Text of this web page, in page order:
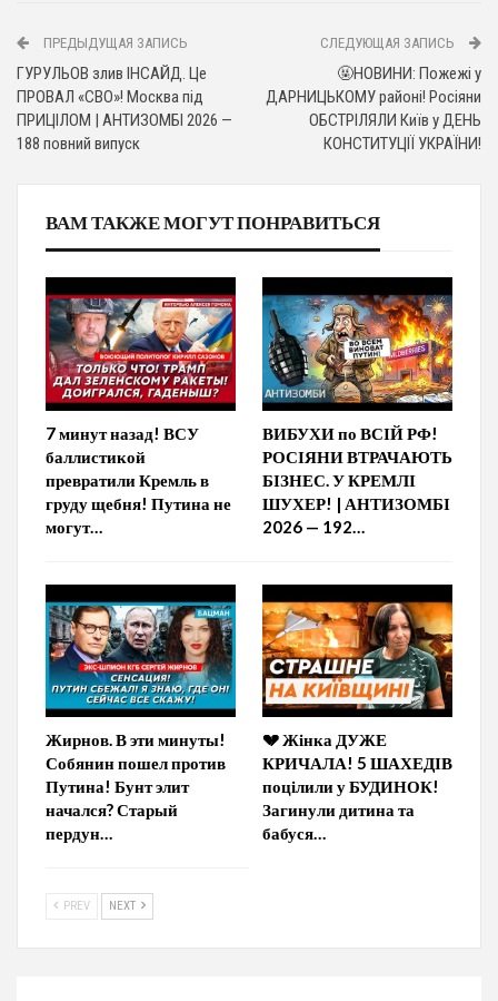
ПРЕДЫДУЩАЯ ЗАПИСЬ
ГУРУЛЬОВ злив ІНСАЙД. Це
ПРОВАЛ «СВО»! Москва під
ПРИЦІЛОМ | АНТИЗОМБІ 2026 —
188 повний випуск
СЛЕДУЮЩАЯ ЗАПИСЬ
🤬НОВИНИ: Пожежі у
ДАРНИЦЬКОМУ районі! Росіяни
ОБСТРІЛЯЛИ Київ у ДЕНЬ
КОНСТИТУЦІЇ УКРАЇНИ!
ВАМ ТАКЖЕ МОГУТ ПОНРАВИТЬСЯ
7 минут назад! ВСУ
баллистикой
превратили Кремль в
груду щебня! Путина не
могут…
ВИБУХИ по ВСІЙ РФ!
РОСІЯНИ ВТРАЧАЮТЬ
БІЗНЕС. У КРЕМЛІ
ШУХЕР! | АНТИЗОМБІ
2026 — 192…
Жирнов. В эти минуты!
Собянин пошел против
Путина! Бунт элит
начался? Старый
пердун…
💔 Жінка ДУЖЕ
КРИЧАЛА! 5 ШАХЕДІВ
поцілили у БУДИНОК!
Загинули дитина та
бабуся…
PREV NEXT